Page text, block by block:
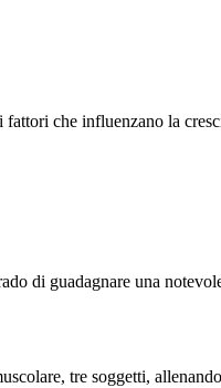
che influenzano la
di guadagnare una
tre soggetti,